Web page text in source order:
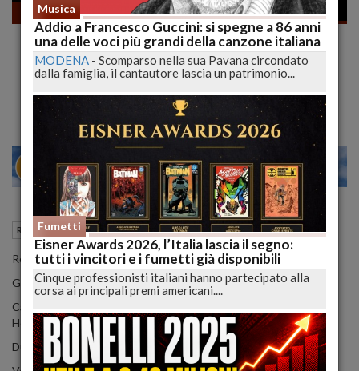
Recensioni FILM
La migliore offerta: un giallo sulle relazioni
umane
Recensione film
VENEZIA 29 31
Recensioni FILM 18 Gennaio 2013 13:45
Regia: Giuseppe Tornatore
Genere: Drammatico, Thriller
Cast: Geoffrey Rush, Jim Sturgess, Donald Sutherland, Sylvia
Hoeks, Philip Jackson, Dermot Crowley, Liya Kebede
Durata: 124 Min
Musica
Addio a Francesco Guccini: si spegne a 86 anni
una delle voci più grandi della canzone italiana
MODENA - Scomparso nella sua Pavana circondato
dalla famiglia, il cantautore lascia un patrimonio...
Fumetti
Eisner Awards 2026, l’Italia lascia il segno:
tutti i vincitori e i fumetti già disponibili
Cinque professionisti italiani hanno partecipato alla
corsa ai principali premi americani....